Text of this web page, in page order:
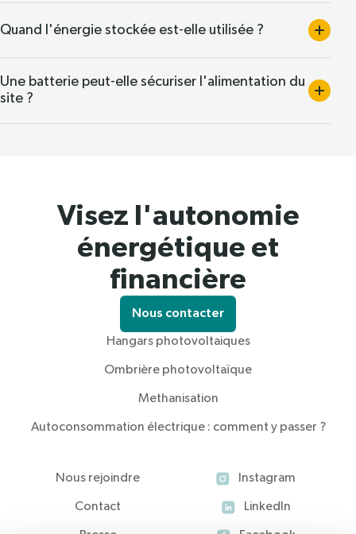
Quand l'énergie stockée est-elle utilisée ?
Une batterie peut-elle sécuriser l'alimentation du
site ?
Visez l'autonomie
énergétique et
financière
Nous contacter
Hangars photovoltaiques
Ombrière photovoltaïque
Methanisation
Autoconsommation électrique : comment y passer ?
Nous rejoindre
Contact
Instagram
LinkedIn